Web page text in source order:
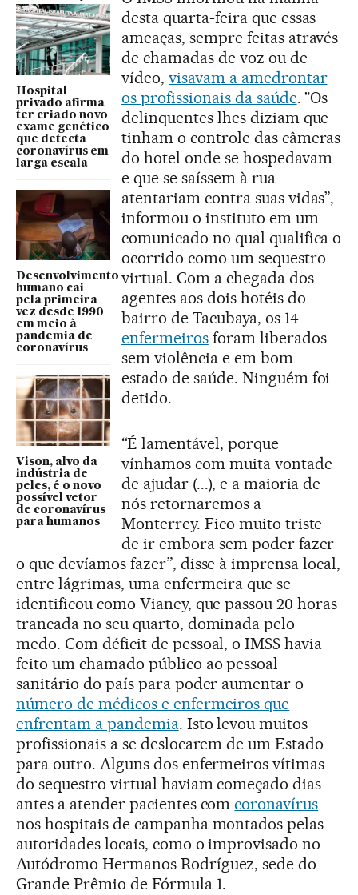
Hospital
privado afirma
ter criado novo
exame genético
que detecta
coronavírus em
larga escala
Desenvolvimento
humano cai
pela primeira
vez desde 1990
em meio à
pandemia de
coronavírus
Vison, alvo da
indústria de
peles, é o novo
possível vetor
de coronavírus
para humanos
desta quarta-feira que essas
ameaças, sempre feitas através
de chamadas de voz ou de
vídeo, visavam a amedrontar
os profissionais da saúde. "Os
delinquentes lhes diziam que
tinham o controle das câmeras
do hotel onde se hospedavam
e que se saíssem à rua
atentariam contra suas vidas”,
informou o instituto em um
comunicado no qual qualifica o
ocorrido como um sequestro
virtual. Com a chegada dos
agentes aos dois hotéis do
bairro de Tacubaya, os 14
enfermeirosforam liberados
sem violência e em bom
estado de saúde. Ninguém foi
detido.
“É lamentável, porque
vínhamos com muita vontade
de ajudar (...), e a maioria de
nós retornaremos a
Monterrey. Fico muito triste
de ir embora sem poder fazer
o que devíamos fazer”, disse à imprensa local,
entre lágrimas, uma enfermeira que se
identificou como Vianey, que passou 20 horas
trancada no seu quarto, dominada pelo
medo. Com déficit de pessoal, o IMSS havia
feito um chamado público ao pessoal
sanitário do país para poder aumentar o
número de médicos e enfermeiros que
enfrentam a pandemia. Isto levou muitos
profissionais a se deslocarem de um Estado
para outro. Alguns dos enfermeiros vítimas
do sequestro virtual haviam começado dias
antes a atender pacientes comcoronavírus
nos hospitais de campanha montados pelas
autoridades locais, como o improvisado no
Autódromo Hermanos Rodríguez, sede do
Grande Prêmio de Fórmula 1.